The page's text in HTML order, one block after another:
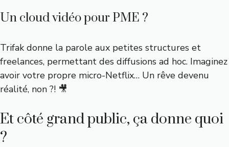
Un cloud vidéo pour PME ?
Trifak donne la parole aux petites structures et
freelances, permettant des diffusions ad hoc. Imaginez
avoir votre propre micro-Netflix… Un rêve devenu
réalité, non ?! 🎥
Et côté grand public, ça donne quoi
?